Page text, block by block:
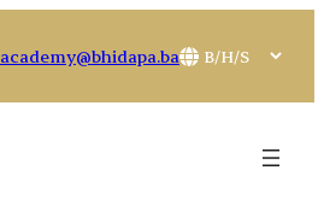
academy@bhidapa.ba
Choose